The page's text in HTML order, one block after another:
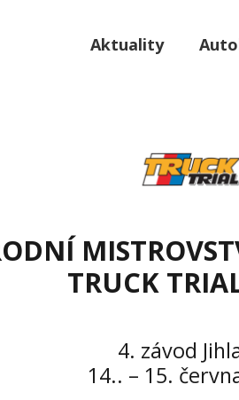
Aktuality
TRUCK
4. závod
14.. – 15.